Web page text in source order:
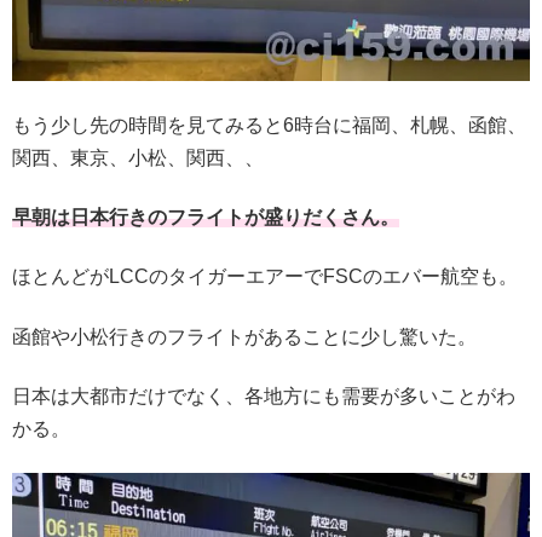
もう少し先の時間を見てみると6時台に福岡、札幌、函館、
関西、東京、小松、関西、、
早朝は日本行きのフライトが盛りだくさん。
ほとんどがLCCのタイガーエアーでFSCのエバー航空も。
函館や小松行きのフライトがあることに少し驚いた。
日本は大都市だけでなく、各地方にも需要が多いことがわ
かる。